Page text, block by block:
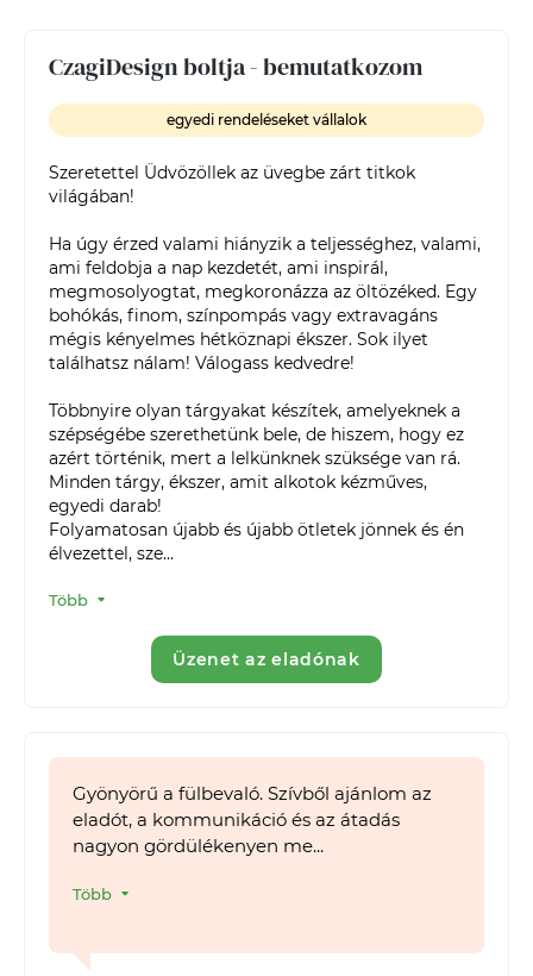
CzagiDesign boltja - bemutatkozom
egyedi rendeléseket vállalok
Szeretettel Üdvözöllek az üvegbe zárt titkok
világában!
Ha úgy érzed valami hiányzik a teljességhez, valami,
ami feldobja a nap kezdetét, ami inspirál,
megmosolyogtat, megkoronázza az öltözéked. Egy
bohókás, finom, színpompás vagy extravagáns
mégis kényelmes hétköznapi ékszer. Sok ilyet
találhatsz nálam! Válogass kedvedre!
Többnyire olyan tárgyakat készítek, amelyeknek a
szépségébe szerethetünk bele, de hiszem, hogy ez
azért történik, mert a lelkünknek szüksége van rá.
Minden tárgy, ékszer, amit alkotok kézműves,
egyedi darab!
Folyamatosan újabb és újabb ötletek jönnek és én
élvezettel, sze...
Több
Üzenet az eladónak
Gyönyörű a fülbevaló. Szívből ajánlom az
eladót, a kommunikáció és az átadás
nagyon gördülékenyen me...
Több